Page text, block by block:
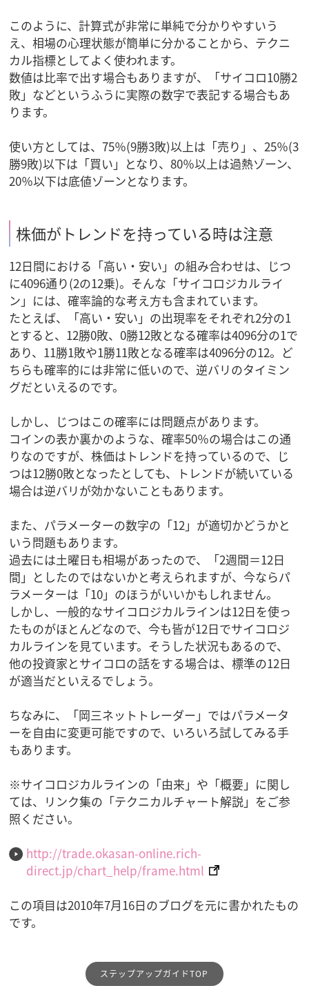
このように、計算式が非常に単純で分かりやすいう
え、相場の心理状態が簡単に分かることから、テクニ
カル指標としてよく使われます。
数値は比率で出す場合もありますが、「サイコロ10勝2
敗」などというふうに実際の数字で表記する場合もあ
ります。
使い方としては、75％(9勝3敗)以上は「売り」、25％(3
勝9敗)以下は「買い」となり、80％以上は過熱ゾーン、
20％以下は底値ゾーンとなります。
株価がトレンドを持っている時は注意
12日間における「高い・安い」の組み合わせは、じつ
に4096通り(2の12乗)。そんな「サイコロジカルライ
ン」には、確率論的な考え方も含まれています。
たとえば、「高い・安い」の出現率をそれぞれ2分の1
とすると、12勝0敗、0勝12敗となる確率は4096分の1で
あり、11勝1敗や1勝11敗となる確率は4096分の12。ど
ちらも確率的には非常に低いので、逆バリのタイミン
グだといえるのです。
しかし、じつはこの確率には問題点があります。
コインの表か裏かのような、確率50％の場合はこの通
りなのですが、株価はトレンドを持っているので、じ
つは12勝0敗となったとしても、トレンドが続いている
場合は逆バリが効かないこともあります。
また、パラメーターの数字の「12」が適切かどうかと
いう問題もあります。
過去には土曜日も相場があったので、「2週間＝12日
間」としたのではないかと考えられますが、今ならパ
ラメーターは「10」のほうがいいかもしれません。
しかし、一般的なサイコロジカルラインは12日を使っ
たものがほとんどなので、今も皆が12日でサイコロジ
カルラインを見ています。そうした状況もあるので、
他の投資家とサイコロの話をする場合は、標準の12日
が適当だといえるでしょう。
ちなみに、「岡三ネットトレーダー」ではパラメータ
ーを自由に変更可能ですので、いろいろ試してみる手
もあります。
※サイコロジカルラインの「由来」や「概要」に関し
ては、リンク集の「テクニカルチャート解説」をご参
照ください。
http://trade.okasan-online.rich-
direct.jp/chart_help/frame.html
この項目は2010年7月16日のブログを元に書かれたもの
です。
ステップアップガイドTOP